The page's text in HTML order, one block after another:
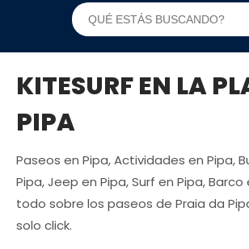
KITESURF EN LA
PIPA
Paseos en Pipa, Actividades en Pipa,
Pipa, Jeep en Pipa, Surf en Pipa, Barco
todo sobre los paseos de Praia da
solo click.